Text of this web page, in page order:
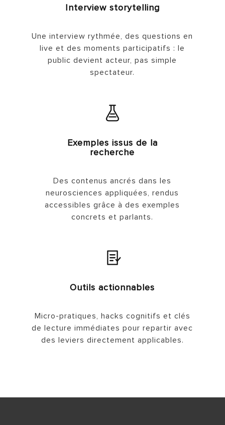
Interview storytelling
Une interview rythmée, des questions en
live et des moments participatifs : le
public devient acteur, pas simple
spectateur.
Exemples issus de la
recherche
Des contenus ancrés dans les
neurosciences appliquées, rendus
accessibles grâce à des exemples
concrets et parlants.
Outils actionnables
Micro-pratiques, hacks cognitifs et clés
de lecture immédiates pour repartir avec
des leviers directement applicables.